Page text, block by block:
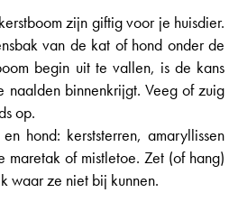
zijn giftig voor je huisdier.
van de kat of hond onder de
begin uit te vallen, is de kans
naalden binnenkrijgt. Veeg of zuig
op.
hond: kerststerren, amaryllissen
maretak of mistletoe. Zet (of hang)
waar ze niet bij kunnen.